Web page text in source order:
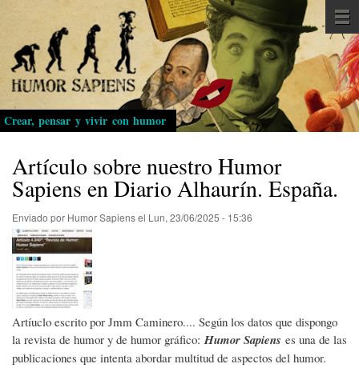
Pasar
al
contenido
principal
Crear, pensar y vivir con humor
Artículo sobre nuestro Humor
Sapiens en Diario Alhaurín. España.
Enviado por Humor Sapiensel Lun, 23/06/2025 - 15:36
Artíuclo escrito por Jmm Caminero.... Según los datos que dispongo
la revista de humor y de humor gráfico:Humor Sapiens es una de las
publicaciones que intenta abordar multitud de aspectos del humor.